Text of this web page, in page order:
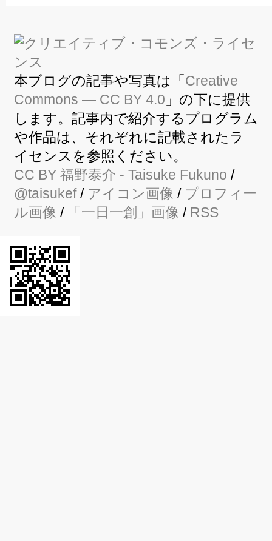
本ブログの記事や写真は「 Creative
Commons — CC BY 4.0 」の下に提供
します。記事内で紹介するプログラム
や作品は、それぞれに記載されたラ
イセンスを参照ください。
CC BY 福野泰介 - Taisuke Fukuno /
@taisukef/ アイコン画像 / プロフィー
ル画像 / 「一日一創」画像 / RSS